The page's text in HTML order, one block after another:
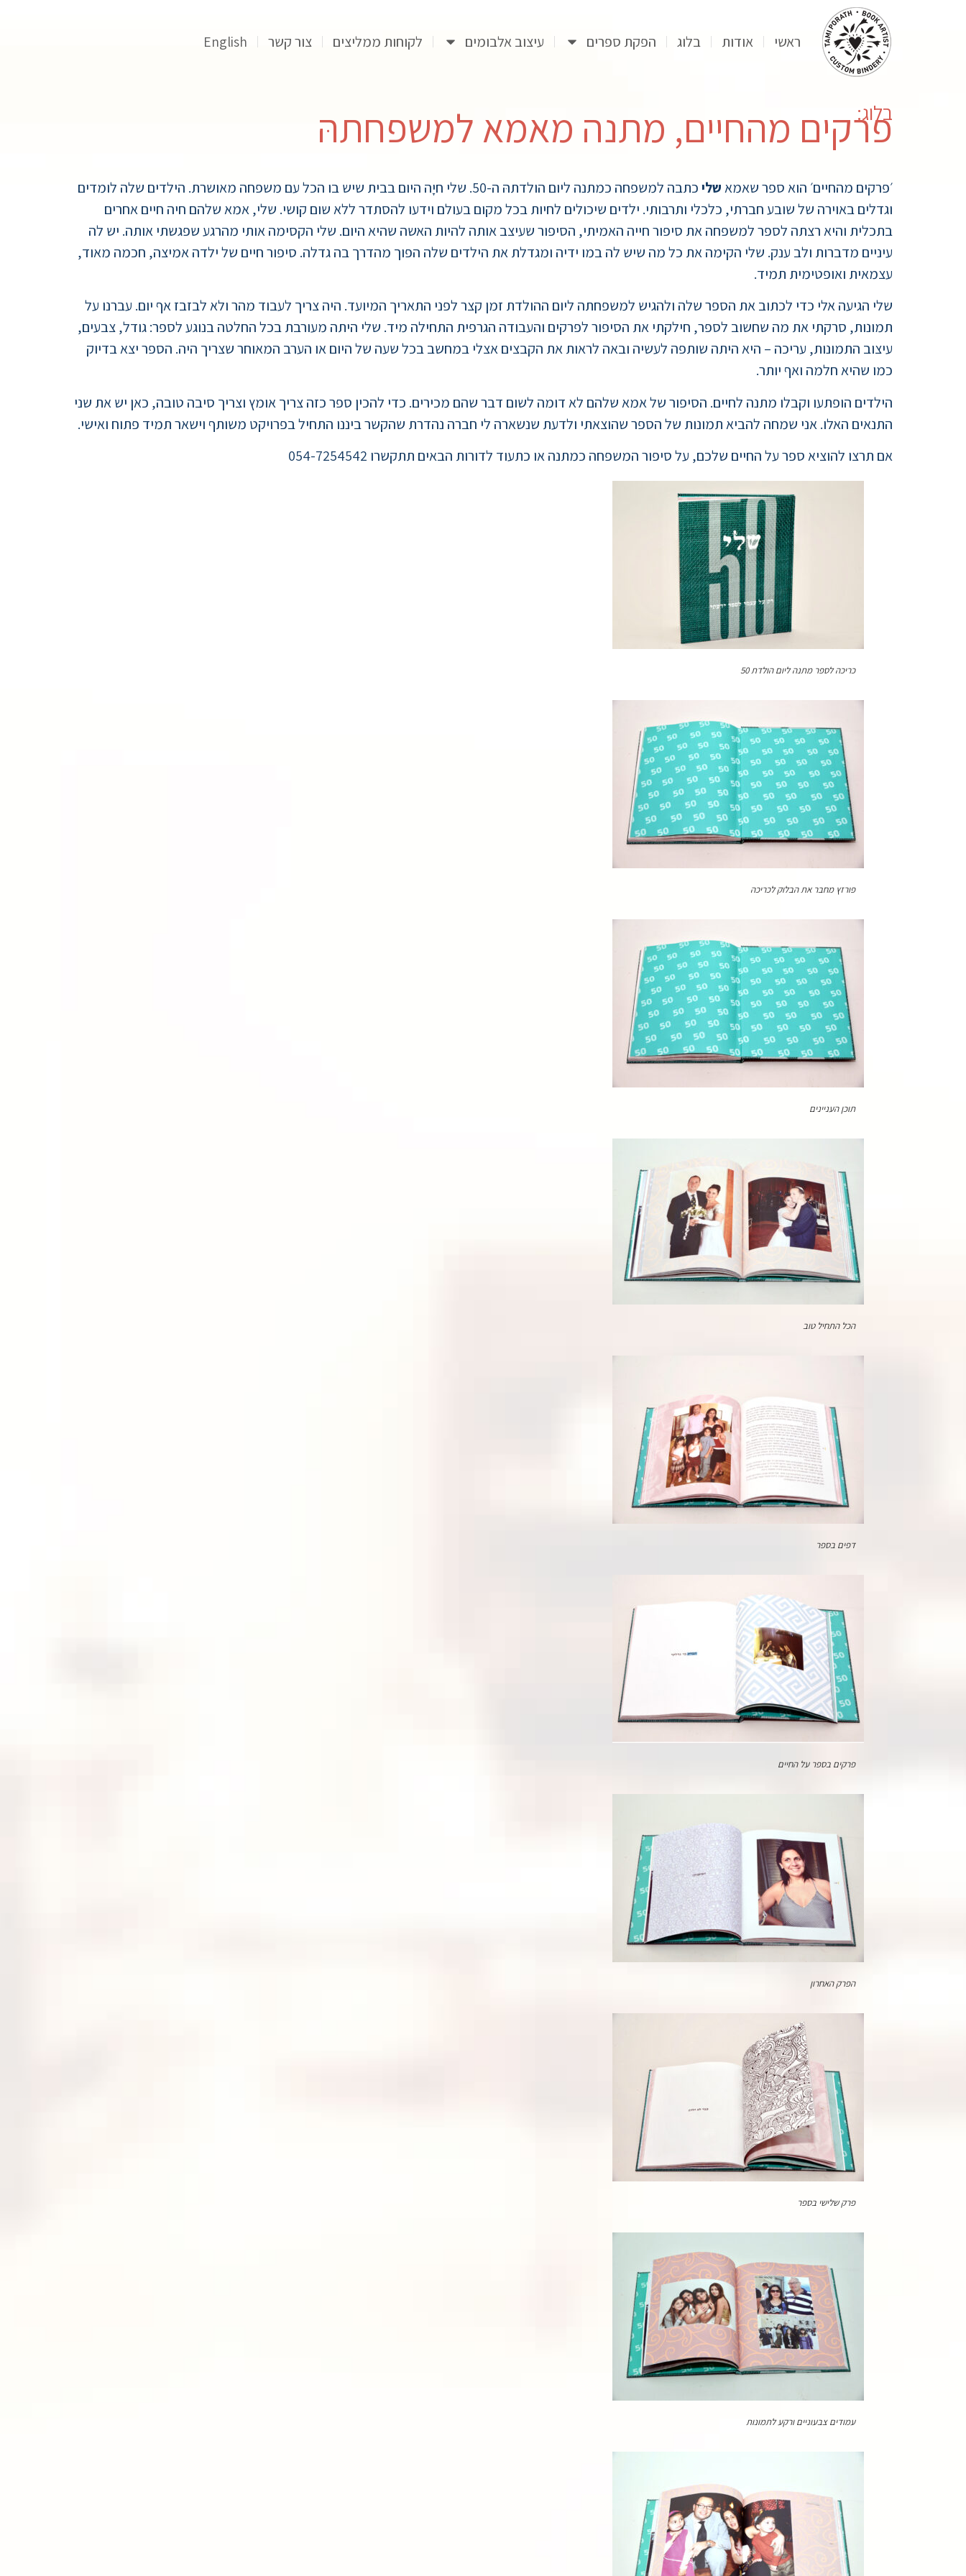
ראשי אודות בלוג הפקת ספרים עיצוב אלבומים לקוחות ממליצים צור קשר English
בלוג:
פרקים מהחיים, מתנה מאמא למשפחתהּ
׳פרקים מהחיים׳ הוא ספר שאמאשלי
כתבה למשפחה כמתנה ליום הולדתהּ ה-50. שלי חיָה היום בבית שיש בו הכל עם משפחה מאושרת. הילדים שלה לומדים
וגדלים באוירה של שובע חברתי, כלכלי ותרבותי. ילדים שיכולים לחיות בכל מקום בעולם וידעו להסתדר ללא שום קושי. שלי, אמא שלהם חיה חיים אחרים
בתכלית והיא רצתה לספר למשפחה את סיפור חייה האמיתי, הסיפור שעיצב אותה להיות האשה שהיא היום. שלי הקסימה אותי מהרגע שפגשתי אותה. יש לה
עיניים מדברות ולב ענק. שלי הקימה את כל מה שיש לה במו ידיה ומגדלת את הילדים שלה הפוך מהדרך בה גדלה. סיפור חיים של ילדה אמיצה, חכמה מאוד,
עצמאית ואופטימית תמיד.
שלי הגיעה אלי כדי לכתוב את הספר שלה ולהגיש למשפחתה ליום ההולדת זמן קצר לפני התאריך המיועד. היה צריך לעבוד מהר ולא לבזבז אף יום. עברנו על
תמונות, סרקתי את מה שחשוב לספר, חילקתי את הסיפור לפרקים והעבודה הגרפית התחילה מיד. שלי היתה מעורבת בכל החלטה בנוגע לספר: גודל, צבעים,
עיצוב התמונות, עריכה – היא היתה שותפה לעשיה ובאה לראות את הקבצים אצלי במחשב בכל שעה של היום או הערב המאוחר שצריך היה. הספר יצא בדיוק
כמו שהיא חלמה ואף יותר.
הילדים הופתעו וקבלו מתנה לחיים. הסיפור של אמא שלהם לא דומה לשום דבר שהם מכירים. כדי להכין ספר כזה צריך אומץ וצריך סיבה טובה, כאן יש את שני
התנאים האלו. אני שמחה להביא תמונות של הספר שהוצאתי ולדעת שנשארה לי חברה נהדרת שהקשר ביננו התחיל בפרויקט משותף וישאר תמיד פתוח ואישי.
אם תרצו להוציא ספר על החיים שלכם, על סיפור המשפחה כמתנה או כתעוד לדורות הבאים תתקשרו 054-7254542
כריכה לספר מתנה ליום הולדת 50
פורזץ מחבר את הבלוק לכריכה
תוכן העניינים
הכל התחיל טוב
דפים בספר
פרקים בספר על החיים
הפרק האחרון
פרק שלישי בספר
עמודים צבעוניים ורקע לתמונות